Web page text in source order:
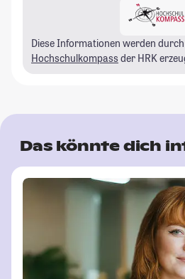
Diese Informationen werden
Hochschulkompass der HRK
Das könnte dich